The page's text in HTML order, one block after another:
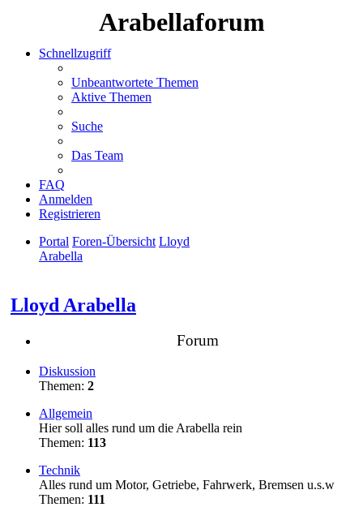
Arabellaforum
Schnellzugriff
Unbeantwortete Themen
Aktive Themen
Suche
Das Team
FAQ
Anmelden
Registrieren
Portal Foren-Übersicht Lloyd
Arabella
Lloyd Arabella
Forum
Diskussion
Themen: 2
Allgemein
Hier soll alles rund um die Arabella rein
Themen: 113
Technik
Alles rund um Motor, Getriebe, Fahrwerk, Bremsen u.s.w
Themen: 111